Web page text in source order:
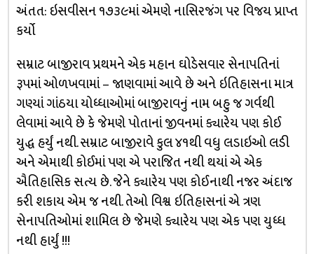
અંતત: ઇસવીસન ૧૭૩૯માં એમણે નાસિરજંગ પર વિજય પ્રાપ્ત
કર્યો
સમ્રાટ બાજીરાવ પ્રથમને એક મહાન ઘોડેસવાર સેનાપતિનાં
રૂપમાં ઓળખવામાં – જાણવામાં આવે છે અને ઇતિહાસના માત્ર
ગણ્યાં ગાંઠયા યોધ્ધાઓમાં બાજીરાવનું નામ બહુ જ ગર્વથી
લેવામાં આવે છે કે જેમણે પોતાનાં જીવનમાં ક્યારેય પણ કોઈ
યુદ્ધ હર્યું નથી. સમ્રાટ બાજીરાવે કુલ ૪૧થી વધુ લડાઇઓ લડી
અને એમાથી કોઈમાં પણ એ પરાજિત નથી થયાં એ એક
ઐતિહાસિક સત્ય છે. જેને ક્યારેય પણ કોઈનાથી નજર અંદાજ
કરી શકાય એમ જ નથી. તેઓ વિશ્વ ઇતિહાસનાં એ ત્રણ
સેનાપતિઓમાં શામિલ છે જેમણે ક્યારેય પણ એક પણ યુધ્ધ
નથી હાર્યું !!!